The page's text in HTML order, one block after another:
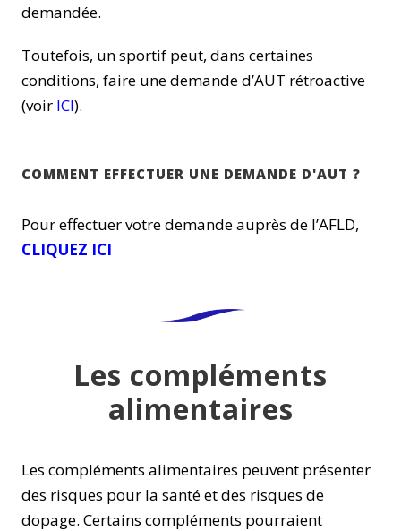
demandée.
Toutefois, un sportif peut, dans certaines
conditions, faire une demande d’AUT rétroactive
(voir ICI).
COMMENT EFFECTUER UNE DEMANDE D'AUT ?
Pour effectuer votre demande auprès de l’AFLD,
CLIQUEZ ICI
Les compléments
alimentaires
Les compléments alimentaires peuvent présenter
des risques pour la santé et des risques de
dopage. Certains compléments pourraient